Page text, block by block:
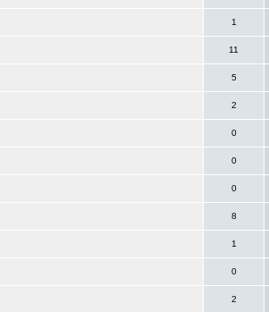
1
11
5
2
0
0
0
8
1
0
2